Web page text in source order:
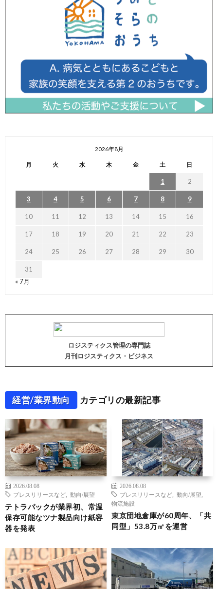
2026年8月
月 火 水 木 金 土 日
1 2
3 4 5 6 7 8 9
10 11 12 13 14 15 16
17 18 19 20 21 22 23
24 25 26 27 28 29 30
31
« 7月
ロジスティクス管理の専門誌
月刊ロジスティクス・ビジネス
経営/業界動向 カテゴリの最新記事
2026.08.08
プレスリリースなど
動向/展望
テトラパックが業界初、常温
保存可能なツナ製品向け紙容
器を発表
2026.08.08
プレスリリースなど
動向/展望
物流施設
東京団地倉庫が60周年、「共
同型」53.8万㎡を運営